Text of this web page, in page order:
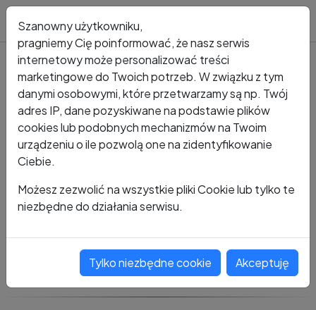
Kto dzwonił? Numer +48 677 959 911
+48 677 959 911
Szanowny użytkowniku,
pragniemy Cię poinformować, że nasz serwis
internetowy może personalizować treści
marketingowe do Twoich potrzeb. W związku z tym
danymi osobowymi, które przetwarzamy są np. Twój
adres IP, dane pozyskiwane na podstawie plików
cookies lub podobnych mechanizmów na Twoim
urządzeniu o ile pozwolą one na zidentyfikowanie
Ciebie.
Możesz zezwolić na wszystkie pliki Cookie lub tylko te
niezbędne do działania serwisu.
Tylko niezbędne cookie Akceptuję